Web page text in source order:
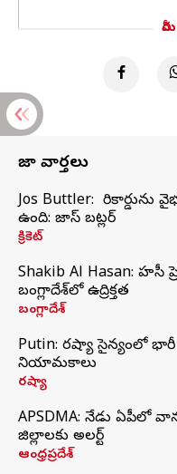
తాజా వార్తలు
Jos Buttler: నా రికార్డును
ఉంది: జాస్ బట్లర్
క్రికెట్
Shakib Al Hasan:
బంగ్లాదేశ్‌లో ఉద్రిక్తత
బంగ్లాదేశ్
Putin: రష్యా సైన్యంలో భారీ
నియామకాలు
రష్యా
APSDMA: నేడు ఏపీలో
జిల్లాలకు అలర్ట్
ఆంధ్రప్రదేశ్